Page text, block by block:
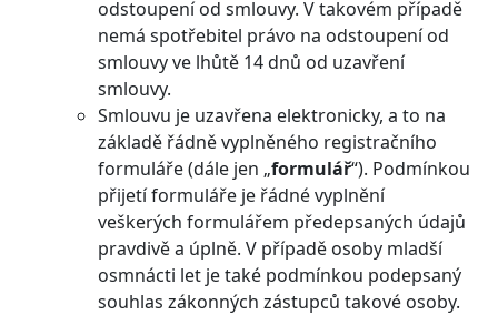
odstoupení od smlouvy. V takovém případě
nemá spotřebitel právo na odstoupení od
smlouvy ve lhůtě 14 dnů od uzavření
smlouvy.
Smlouvu je uzavřena elektronicky, a to na
základě řádně vyplněného registračního
formuláře (dále jen „formulář“). Podmínkou
přijetí formuláře je řádné vyplnění
veškerých formulářem předepsaných údajů
pravdivě a úplně. V případě osoby mladší
osmnácti let je také podmínkou podepsaný
souhlas zákonných zástupců takové osoby.